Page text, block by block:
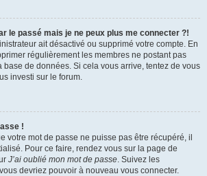
le passé mais je ne peux plus me connecter ?!
ait désactivé ou supprimé votre compte. En
régulièrement les membres ne postant pas
de données. Si cela vous arrive, tentez de vous
investi sur le forum.
!
votre mot de passe ne puisse pas être récupéré, il
Pour ce faire, rendez vous sur la page de
J’ai oublié mon mot de passe. Suivez les
devriez pouvoir à nouveau vous connecter.